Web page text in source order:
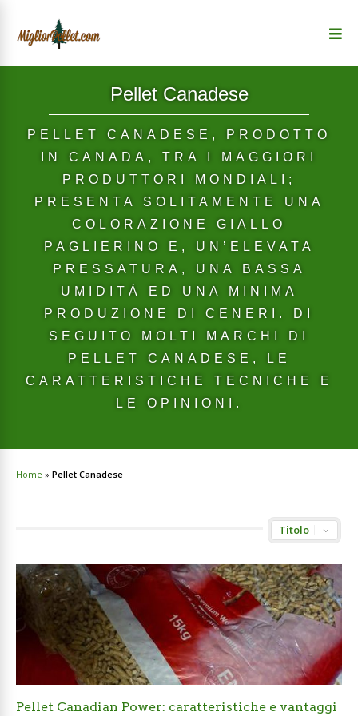
Pellet Canadese
PELLET CANADESE, PRODOTTO
IN CANADA, TRA I MAGGIORI
PRODUTTORI MONDIALI;
PRESENTA SOLITAMENTE UNA
COLORAZIONE GIALLO
PAGLIERINO E, UN’ELEVATA
PRESSATURA, UNA BASSA
UMIDITÀ ED UNA MINIMA
PRODUZIONE DI CENERI. DI
SEGUITO MOLTI MARCHI DI
PELLET CANADESE, LE
CARATTERISTICHE TECNICHE E
LE OPINIONI.
Home » Pellet Canadese
Pellet Canadian Power: caratteristiche e vantaggi